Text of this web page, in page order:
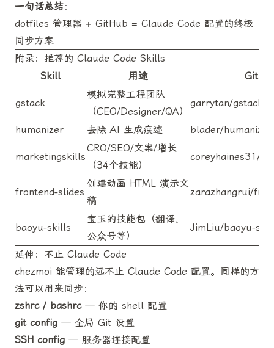
一句话总结：
dotfiles 管理器 + GitHub = Claude Code 配置的终极
同步方案
附录：推荐的 Claude Code Skills
Skill
用途
gstack
模拟完整工程团队
（CEO/Designer/QA）
garrytan/gstack
humanizer 去除 AI 生成痕迹 blader/humanizer
marketingskills
CRO/SEO/文案/增长
（34个技能）
coreyhaines31/
frontend-slides
创建动画 HTML 演示文
稿
zarazhangrui/
baoyu-skills
宝玉的技能包（翻译、
公众号等）
JimLiu/baoyu-
延伸：不止 Claude Code
chezmoi 能管理的远不止 Claude Code 配置。同样的方
法可以用来同步：
zshrc / bashrc— 你的 shell 配置
git config — 全局 Git 设置
SSH config — 服务器连接配置